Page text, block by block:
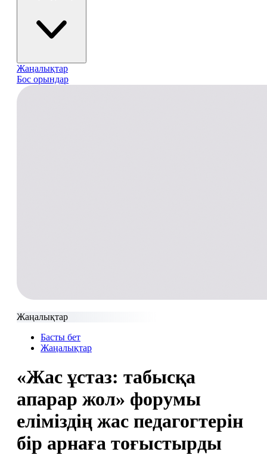
Жаңалықтар
Бос орындар
Жаңалықтар
Басты бет
Жаңалықтар
«Жас ұстаз: табысқа
апарар жол» форумы
еліміздің жас педагогтерін
бір арнаға тоғыстырды